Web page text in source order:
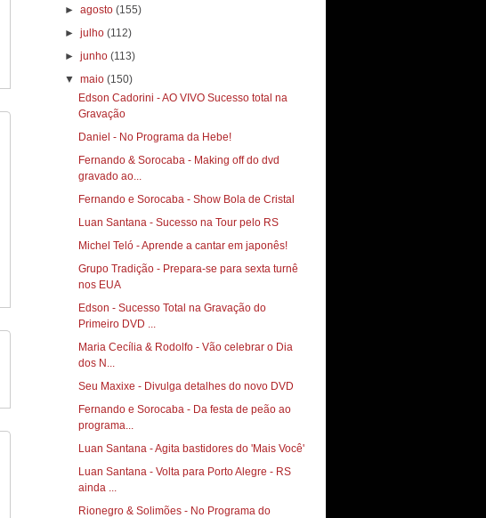
►agosto(155)
►julho(112)
►junho(113)
▼maio(150)
Edson Cadorini - AO VIVO Sucesso total‏ na
Gravação
Daniel - No Programa da Hebe!‏
Fernando & Sorocaba - Making off do dvd
gravado ao...
Fernando e Sorocaba - Show Bola de Cristal
Luan Santana - Sucesso na Tour pelo RS
Michel Teló - Aprende a cantar em japonês!
Grupo Tradição - Prepara-se para sexta turnê
nos EUA
Edson - Sucesso Total na Gravação do
Primeiro DVD ...
Maria Cecília & Rodolfo - Vão celebrar o Dia
dos N...
Seu Maxixe - Divulga detalhes do novo DVD
Fernando e Sorocaba - Da festa de peão ao
programa...
Luan Santana - Agita bastidores do 'Mais Você'
Luan Santana - Volta para Porto Alegre - RS
ainda ...
Rionegro & Solimões - No Programa do